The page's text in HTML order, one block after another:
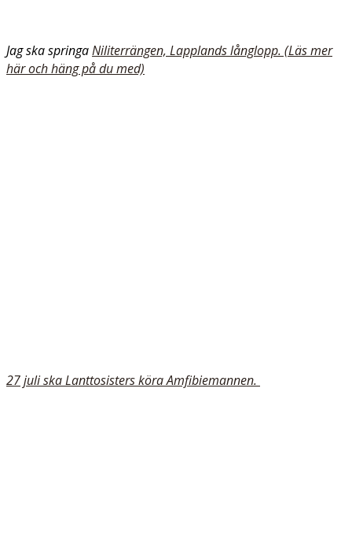
Jag ska springaNiliterrängen, Lapplands långlopp. (Läs mer
här och häng på du med)
27 juli ska Lanttosisters köra Amfibiemannen.